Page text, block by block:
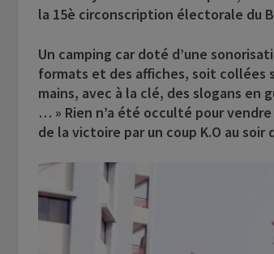
la 15è circonscription électorale du
Un camping car doté d’une
formats et des affiches, soit collées
mains, avec à la clé, des slogans en
… » Rien n’a été occulté pour
de la victoire par un coup K.O au soir